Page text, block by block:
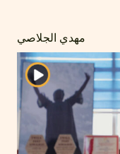
مهدي الجلاصي